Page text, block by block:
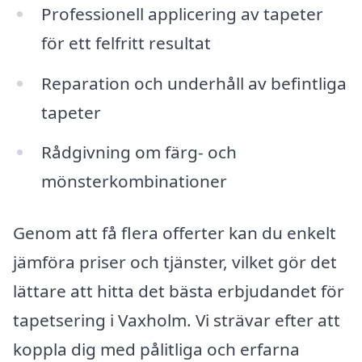
Professionell applicering av tapeter
för ett felfritt resultat
Reparation och underhåll av befintliga
tapeter
Rådgivning om färg- och
mönsterkombinationer
Genom att få flera offerter kan du enkelt
jämföra priser och tjänster, vilket gör det
lättare att hitta det bästa erbjudandet för
tapetsering i Vaxholm. Vi strävar efter att
koppla dig med pålitliga och erfarna